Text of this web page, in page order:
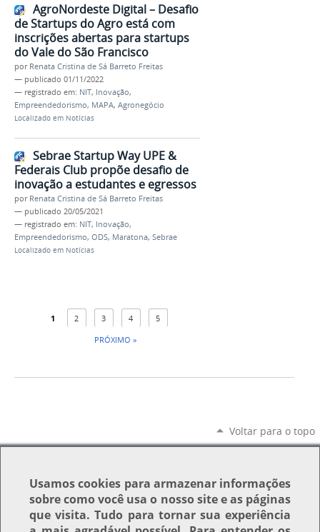
AgroNordeste Digital – Desafio
de Startups do Agro está com
inscrições abertas para startups
do Vale do São Francisco
por Renata Cristina de Sá Barreto Freitas
— publicado 01/11/2022
— registrado em: NIT, Inovação,
Empreendedorismo, MAPA, Agronegócio
Localizado em Notícias
Sebrae Startup Way UPE &
Federais Club propõe desafio de
inovação a estudantes e egressos
por Renata Cristina de Sá Barreto Freitas
— publicado 20/05/2021
— registrado em: NIT, Inovação,
Empreendedorismo, ODS, Maratona, Sebrae
Localizado em Notícias
1 2 3 4
5
PRÓXIMO »
Voltar para o topo
Usamoscookies para armazenar informações
sobre como você usa o nosso site e as páginas
que visita. Tudo para tornar sua experiência